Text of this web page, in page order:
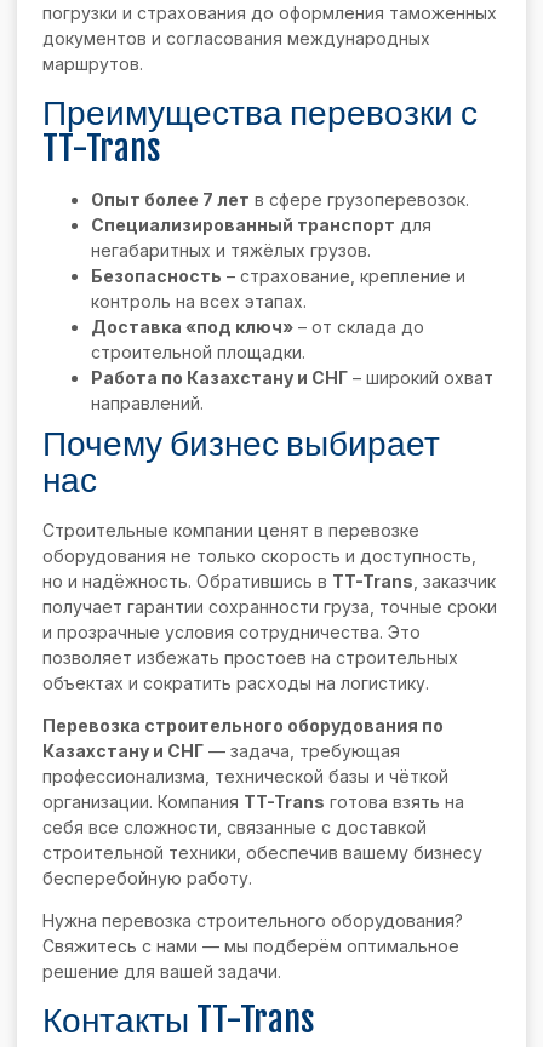
погрузки и страхования до оформления таможенных
документов и согласования международных
маршрутов.
Преимущества перевозки с
TT-Trans
Опыт более 7 лет в сфере грузоперевозок.
Специализированный транспорт для
негабаритных и тяжёлых грузов.
Безопасность – страхование, крепление и
контроль на всех этапах.
Доставка «под ключ» – от склада до
строительной площадки.
Работа по Казахстану и СНГ – широкий охват
направлений.
Почему бизнес выбирает
нас
Строительные компании ценят в перевозке
оборудования не только скорость и доступность,
но и надёжность. Обратившись в TT-Trans , заказчик
получает гарантии сохранности груза, точные сроки
и прозрачные условия сотрудничества. Это
позволяет избежать простоев на строительных
объектах и сократить расходы на логистику.
Перевозка строительного оборудования по
Казахстану и СНГ — задача, требующая
профессионализма, технической базы и чёткой
организации. Компания TT-Trans готова взять на
себя все сложности, связанные с доставкой
строительной техники, обеспечив вашему бизнесу
бесперебойную работу.
Нужна перевозка строительного оборудования?
Свяжитесь с нами — мы подберём оптимальное
решение для вашей задачи.
Контакты TT-Trans